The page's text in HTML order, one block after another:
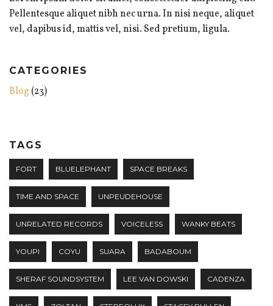
Pellentesque aliquet nibh nec urna. In nisi neque, aliquet
vel, dapibus id, mattis vel, nisi. Sed pretium, ligula.
CATEGORIES
Blog (23)
TAGS
FORT BLUELEPHANT SPACE BREAKS
TIME AND SPACE UNPEUDEHOUSE
UNRELATED RECORDS VOICELESS WANKY BEATS
YOUPI COYU SUARA BADABOUM
SHERAF SOUNDSYSTEM LEE VAN DOWSKI CADENZA